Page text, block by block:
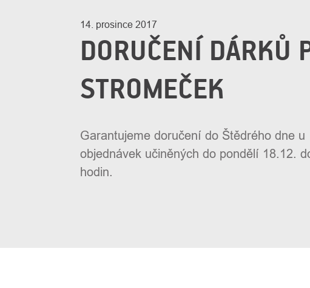
14. prosince 2017
DORUČENÍ DÁRKŮ
STROMEČEK
Garantujeme doručení do Štědrého dne u
objednávek učiněných do pondělí 18.12.
hodin.